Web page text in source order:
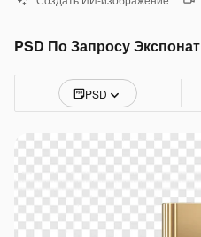
PSD По Запросу Экспонат
PSD